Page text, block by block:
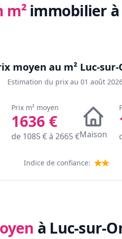
m² immobilier
moyen au m² Luc-sur-
Estimation du prix au 01 août
Prix m² moyen
1636 €
de 1085€ à 2665€Maison
Indice de confiance:
à Luc-sur-